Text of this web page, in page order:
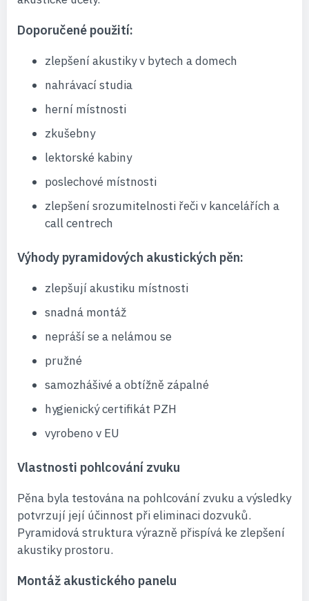
Doporučené použití:
zlepšení akustiky v bytech a domech
nahrávací studia
herní místnosti
zkušebny
lektorské kabiny
poslechové místnosti
zlepšení srozumitelnosti řeči v kancelářích a
call centrech
Výhody pyramidových akustických pěn:
zlepšují akustiku místnosti
snadná montáž
nepráší se a nelámou se
pružné
samozhášivé a obtížně zápalné
hygienický certifikát PZH
vyrobeno v EU
Vlastnosti pohlcování zvuku
Pěna byla testována na pohlcování zvuku a výsledky
potvrzují její účinnost při eliminaci dozvuků.
Pyramidová struktura výrazně přispívá ke zlepšení
akustiky prostoru.
Montáž akustického panelu